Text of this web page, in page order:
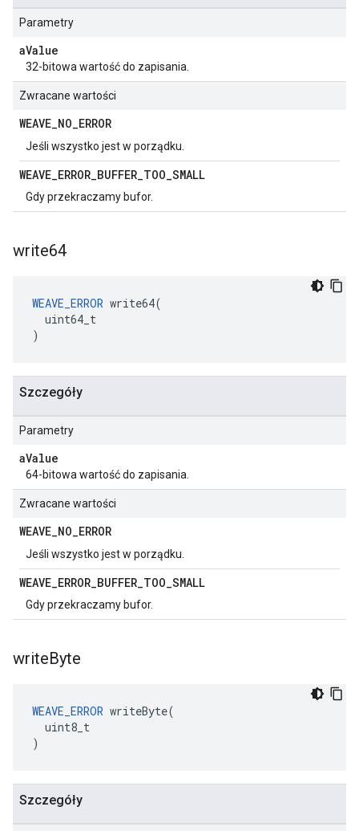
Parametry
aValue
32-bitowa wartość do zapisania.
Zwracane wartości
WEAVE_NO_ERROR
Jeśli wszystko jest w porządku.
WEAVE_ERROR_BUFFER_TOO_SMALL
Gdy przekraczamy bufor.
write64
WEAVE_ERROR write64(
  uint64_t
)
Szczegóły
Parametry
aValue
64-bitowa wartość do zapisania.
Zwracane wartości
WEAVE_NO_ERROR
Jeśli wszystko jest w porządku.
WEAVE_ERROR_BUFFER_TOO_SMALL
Gdy przekraczamy bufor.
writeByte
WEAVE_ERROR writeByte(
  uint8_t
)
Szczegóły